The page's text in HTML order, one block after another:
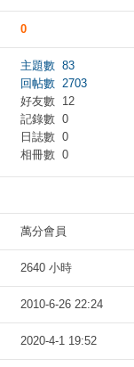
0
主題數 83
回帖數 2703
好友數 12
記錄數 0
日誌數 0
相冊數 0
萬分會員
2640 小時
2010-6-26 22:24
2020-4-1 19:52